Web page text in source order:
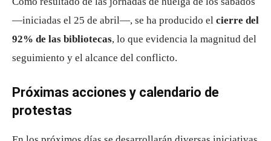
—iniciadas el 25 de abril—, se ha producido el cierre del
92% de las bibliotecas, lo que evidencia la magnitud del
seguimiento y el alcance del conflicto.
Próximas acciones y calendario de
protestas